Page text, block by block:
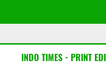
INDO TIMES - PRINT